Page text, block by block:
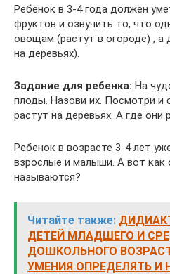
Ребенок в 3-4 года должен
фруктов и озвучить то, что
овощам (растут в огороде) , а
на деревьях).
Задание для ребенка: На
плоды. Назови их. Посмотри и
растут на деревьях. А где они
Ребенок в возрасте 3-4 лет
взрослые и малыши. А вот как
называются?
Читайте также:
ДЕТЕЙ МЛАДШЕГО И
ДОШКОЛЬНОГО
УМЕНИЯ ОПРЕДЕЛЯТЬ И